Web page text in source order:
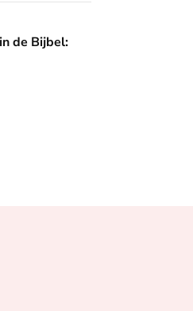
mensen hebben God heel
de Bijbel: